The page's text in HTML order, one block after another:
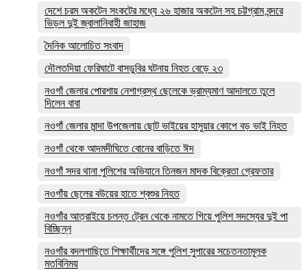
দেশে চরম অকটেন সংকটের মধ্যে ২৬ হাজার অকটেন সহ চট্টগ্রাম বন্দরে
ভিড়ল দুই জ্বালানিবাহী জাহাজ
দৈনিক আলোচিত সংবাদ
দৌলতদিয়া ফেরিঘাটে বাসডুবির ঘটনায় নিহত বেড়ে ২৩
নওগাঁ জেলার পোরশায় নেশাগ্রস্থ ছেলেকে ভ্রাম্যমাণ আদালতে তুলে
দিলেন বাবা
নওগাঁ জেলার মান্দা উপজেলায় ছোট ভাইয়ের হাসুয়ার কোপে বড় ভাই নিহত
নওগাঁ থেকে আদমদীঘিতে বোনের বাড়িতে ঈদ
নওগাঁ সদর থানা পুলিশের অভিযানে তিনজন মাদক বিক্রেতা গ্রেফতার
নওগাঁয় ছেলের বউয়ের হাতে শ্বশুর নিহত
নওগাঁর আত্রাইয়ে চলন্ত ট্রেন থেকে নামতে গিয়ে পুলিশ সদস্যের দুই পা
বিচ্ছিন্ন
নওগাঁর বদলগাছিতে শিক্ষার্থীদের সঙ্গে পুলিশ সুপারের সচেতনতামূলক
মতবিনিময়